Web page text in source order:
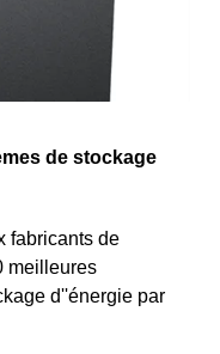
de stockage
fabricants de
meilleures
d''énergie par